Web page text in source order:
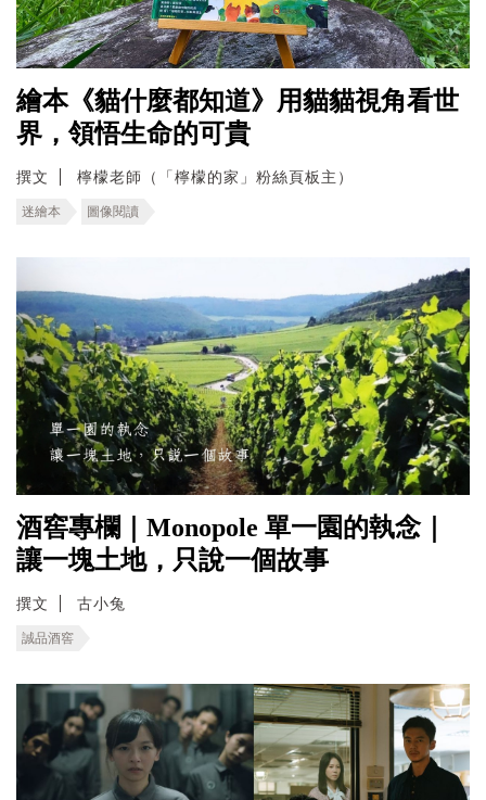
繪本《貓什麼都知道》用貓貓視角看世
界，領悟生命的可貴
撰文 檸檬老師（「檸檬的家」粉絲頁板主）
迷繪本 圖像閱讀
酒窖專欄｜Monopole 單一園的執念｜
讓一塊土地，只說一個故事
撰文 古小兔
誠品酒窖